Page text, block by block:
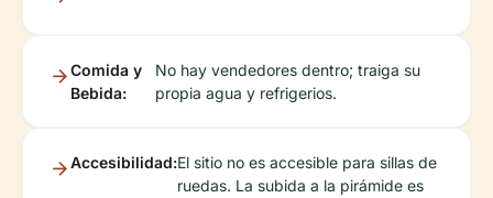
Comida y
Bebida:
No hay vendedores dentro; traiga su
propia agua y refrigerios.
Accesibilidad:El sitio no es accesible para sillas de
ruedas. La subida a la pirámide es